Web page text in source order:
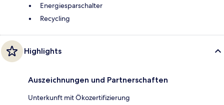
Energiesparschalter
Recycling
Highlights
Auszeichnungen und Partnerschaften
Unterkunft mit Ökozertifizierung